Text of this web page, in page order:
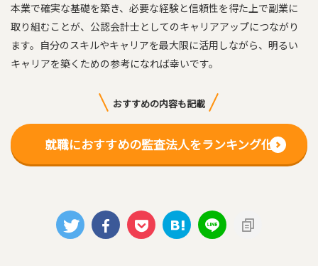
本業で確実な基礎を築き、必要な経験と信頼性を得た上で副業に
取り組むことが、公認会計士としてのキャリアアップにつながり
ます。自分のスキルやキャリアを最大限に活用しながら、明るい
キャリアを築くための参考になれば幸いです。
おすすめの内容も記載
就職におすすめの監査法人をランキング化